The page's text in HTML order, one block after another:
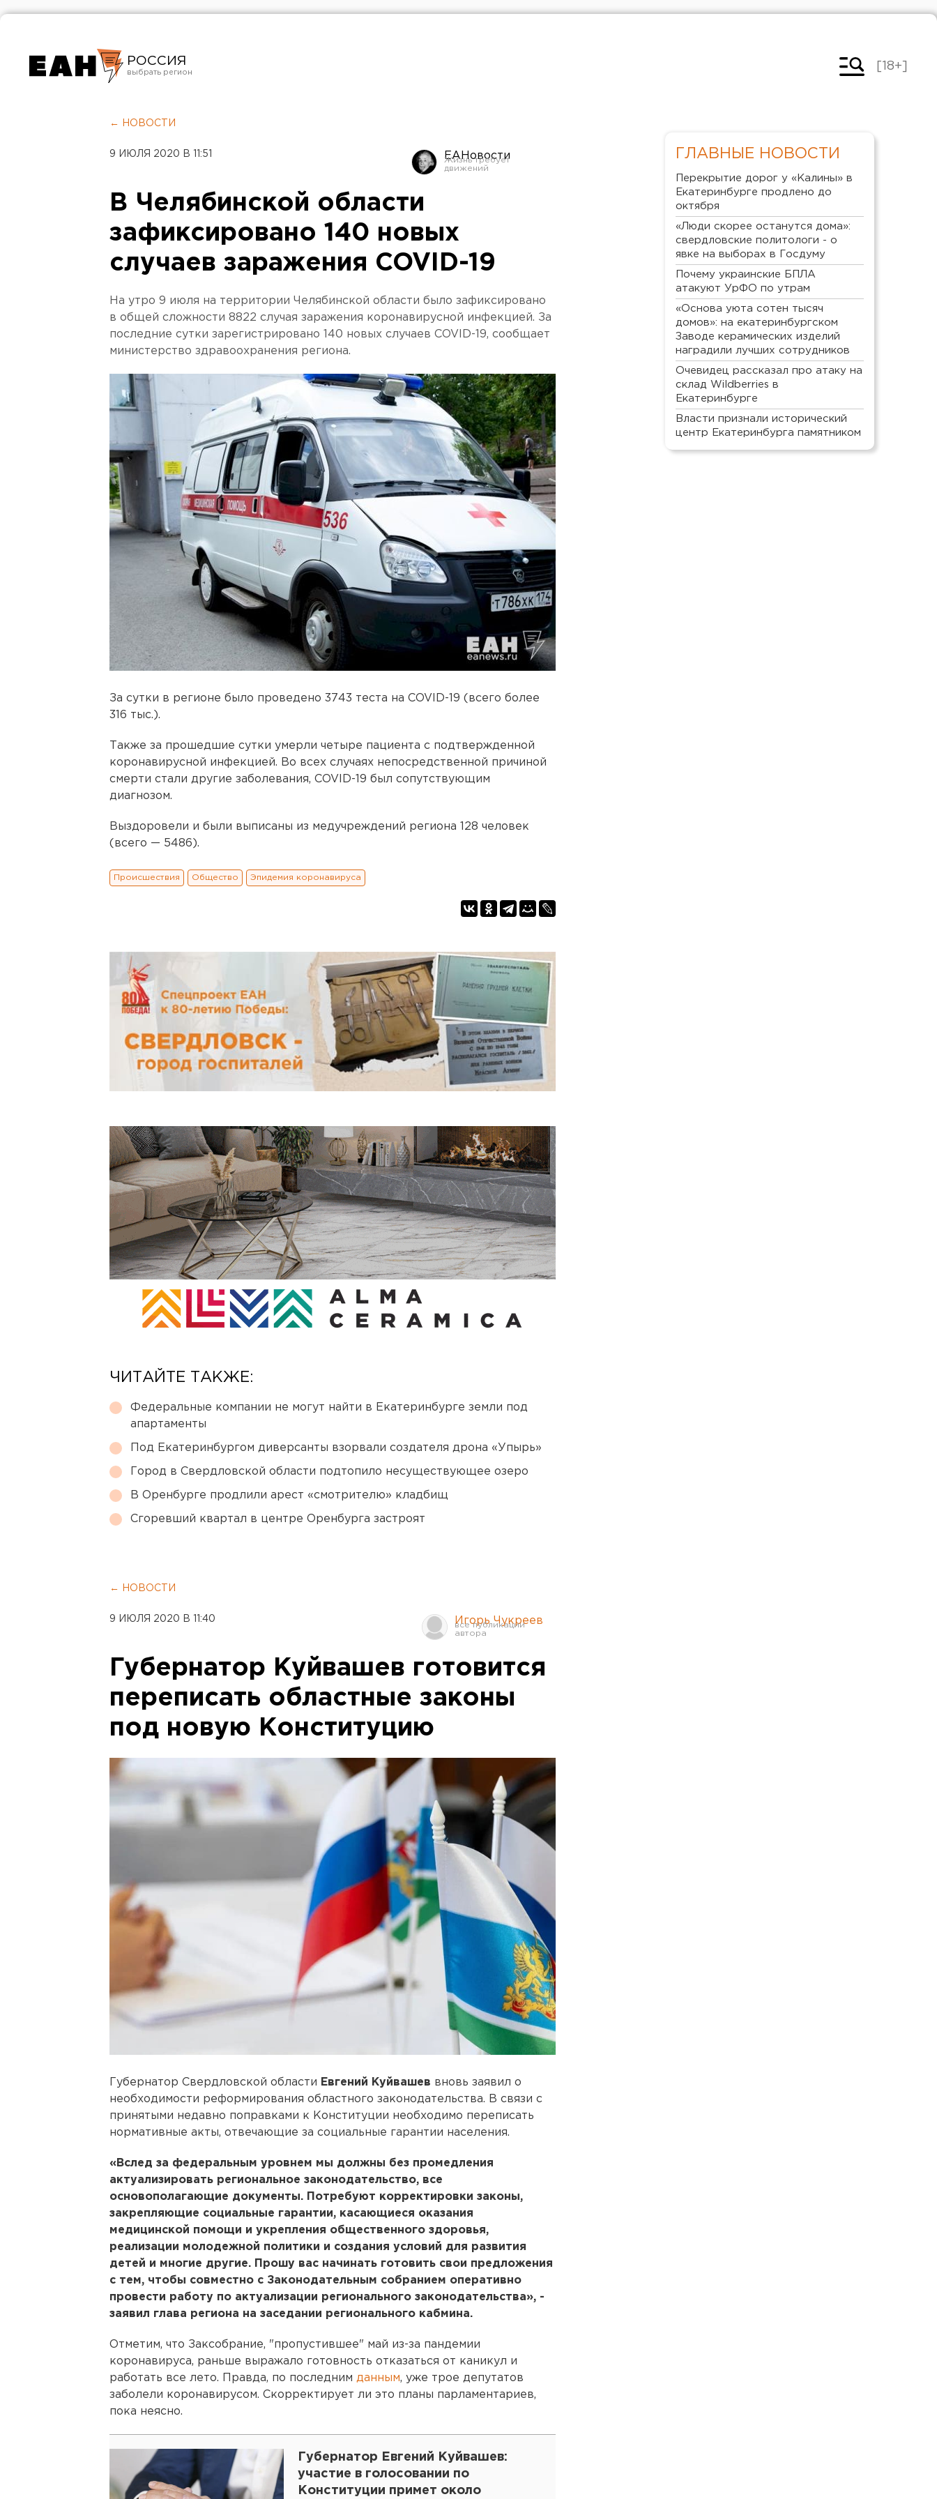
РОССИЯ
Челябинск
[18+]
← НОВОСТИ
9 ИЮЛЯ 2020 В 11:51 ЕАНовости
В Челябинской области
зафиксировано 140 новых
случаев заражения COVID-19
На утро 9 июля на территории Челябинской области было зафиксировано
в общей сложности 8822 случая заражения коронавирусной инфекцией. За
последние сутки зарегистрировано 140 новых случаев COVID-19, сообщает
министерство здравоохранения региона.
За сутки в регионе было проведено 3743 теста на COVID-19 (всего более
316 тыс.).
Также за прошедшие сутки умерли четыре пациента с подтвержденной
коронавирусной инфекцией. Во всех случаях непосредственной причиной
смерти стали другие заболевания, COVID-19 был сопутствующим
диагнозом.
Выздоровели и были выписаны из медучреждений региона 128 человек
(всего — 5486).
Происшествия Общество Эпидемия коронавируса
ЧИТАЙТЕ ТАКЖЕ:
Федеральные компании не могут найти в Екатеринбурге земли под
апартаменты
Под Екатеринбургом диверсанты взорвали создателя дрона «Упырь»
Город в Свердловской области подтопило несуществующее озеро
В Оренбурге продлили арест «смотрителю» кладбищ
Сгоревший квартал в центре Оренбурга застроят
← НОВОСТИ
9 ИЮЛЯ 2020 В 11:40 Игорь Чукреев
Губернатор Куйвашев готовится
переписать областные законы
под новую Конституцию
Губернатор Свердловской области Евгений Куйвашев вновь заявил о
необходимости реформирования областного законодательства. В связи с
принятыми недавно поправками к Конституции необходимо переписать
нормативные акты, отвечающие за социальные гарантии населения.
«Вслед за федеральным уровнем мы должны без промедления
актуализировать региональное законодательство, все
основополагающие документы. Потребуют корректировки законы,
закрепляющие социальные гарантии, касающиеся оказания
медицинской помощи и укрепления общественного здоровья,
реализации молодежной политики и создания условий для развития
детей и многие другие. Прошу вас начинать готовить свои предложения
с тем, чтобы совместно с Законодательным собранием оперативно
провести работу по актуализации регионального законодательства», -
заявил глава региона на заседании регионального кабмина.
Отметим, что Заксобрание, "пропустившее" май из-за пандемии
коронавируса, раньше выражало готовность отказаться от каникул и
работать все лето. Правда, по последним данным, уже трое депутатов
заболели коронавирусом. Скорректирует ли это планы парламентариев,
пока неясно.
Губернатор Евгений Куйвашев:
участие в голосовании по
Конституции примет около
ГЛАВНЫЕ НОВОСТИ
Перекрытие дорог у «Калины» в
Екатеринбурге продлено до
октября
«Люди скорее останутся дома»:
свердловские политологи - о
явке на выборах в Госдуму
Почему украинские БПЛА
атакуют УрФО по утрам
«Основа уюта сотен тысяч
домов»: на екатеринбургском
Заводе керамических изделий
наградили лучших сотрудников
Очевидец рассказал про атаку на
склад Wildberries в
Екатеринбурге
Власти признали исторический
центр Екатеринбурга памятником